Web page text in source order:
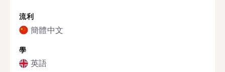
流利
簡體中文
學
英語